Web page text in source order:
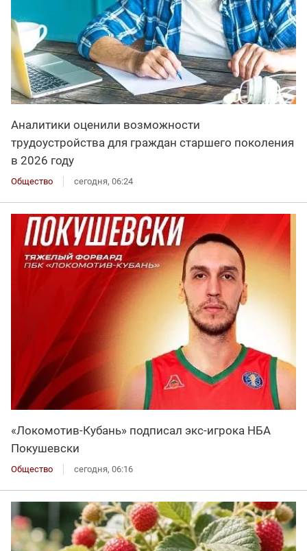
Аналитики оценили возможности
трудоустройства для граждан старшего поколения
в 2026 году
Общество сегодня, 06:24
«Локомотив-Кубань» подписал экс-игрока НБА
Покушевски
Общество сегодня, 06:16